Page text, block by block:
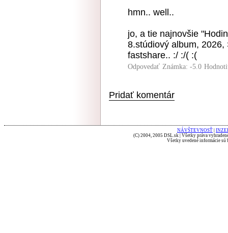
hmn.. well..
jo, a tie najnovšie
8.stúdiový album,
fastshare.. :/ :/( :(
Odpovedať Známka: -5.0
Pridať komentár
NÁVŠTEVNOSŤ
(C) 2004, 2005 DSL.sk | Všetky práva
Všetky uvedené informácie sú